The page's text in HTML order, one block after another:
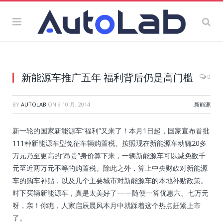
新能源车推广五年 福利背后仍是高门槛 0
BY AUTOLAB ON 9 10 月, 2014 新能源
新一轮的国家新能源车“福利”又来了！本月1日起，国家宣布首批
111种新能源车型免征车辆购置税。按照现在新能源车动辄20多
万元乃至更高的“昂贵”身价算下来，一辆新能源车可以减免数千
元至近两万元不等的购置税。除此之外，算上中央财政对新能源
车的购车补贴，以及几个主要城市对新能源车的本地补贴政策。
时下买辆新能源车，真是太美好了——随便一算优惠六、七万元
呀，亲！你瞧，人家启辰晨风本月中就踩着这个热点赶紧上市
了。